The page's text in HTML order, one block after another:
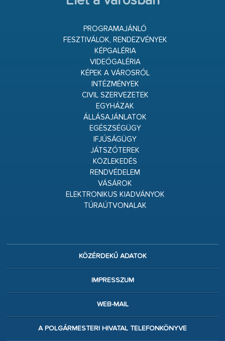
PROGRAMAJÁNLÓ
FESZTIVÁLOK, RENDEZVÉNYEK
KÉPGALÉRIA
VIDEÓGALÉRIA
KÉPEK A VÁROSRÓL
INTÉZMÉNYEK
CIVIL SZERVEZETEK
EGYHÁZAK
ÁLLÁSAJÁNLATOK
EGÉSZSÉGÜGY
IFJÚSÁGÜGY
JÁTSZÓTEREK
KÖZLEKEDÉS
RENDVÉDELEM
VÁSÁROK
ELEKTRONIKUS KIADVÁNYOK
TÚRAÚTVONALAK
KÖZÉRDEKŰ ADATOK
IMPRESSZUM
WEB-MAIL
A POLGÁRMESTERI HIVATAL TELEFONKÖNYVE